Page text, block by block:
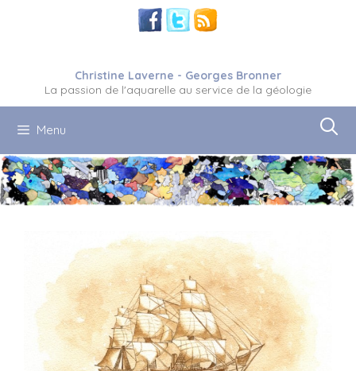
Christine Laverne - Georges Bronner
La passion de l'aquarelle au service de la géologie
Menu